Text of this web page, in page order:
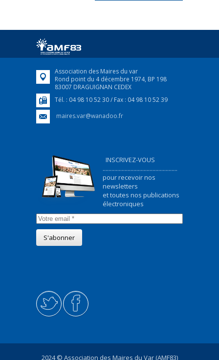
Afin d’accompagner au mieux les réfugiés
FEUILLETER
Association des Maires du var
Rond point du 4 décembre 1974, BP 198
83007 DRAGUIGNAN CEDEX
Tél. : 04 98 10 52 30 / Fax : 04 98 10 52 39
maires.var@wanadoo.fr
INSCRIVEZ-VOUS
...................................................
pour recevoir nos
newsletters
et toutes nos publications
électroniques
2024 © Association des Maires du Var (AMF83)